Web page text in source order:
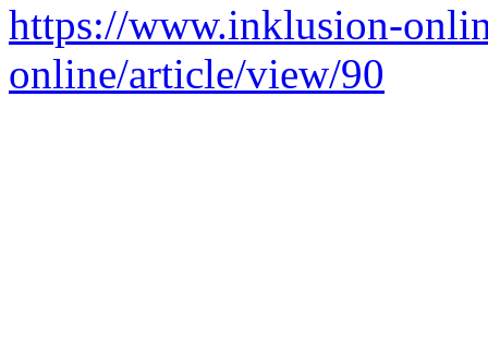
https://www.inklusion-
online/article/view/90